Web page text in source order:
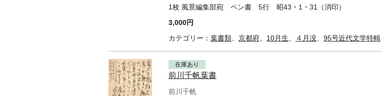
1枚 風景編集部宛 ペン書 5行 昭43・1・31（消印）
3,000円
カテゴリー： 葉書類 京都府 10月生 ４月没 95号近代文学特輯
在庫あり
前川千帆葉書
前川千帆